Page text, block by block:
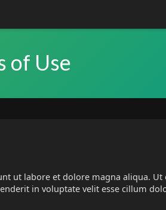
of Use
ut labore et dolore magna aliqua.
in voluptate velit esse cillum